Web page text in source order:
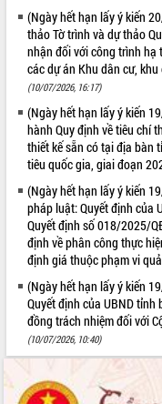
Diễn đàn Kinh tế tư nhân Việt
phá cơ chế - Hợp tác công tư
Đề án 06 tạo bước ngoặt đột
cải cách hành chính tỉnh Đắk Lắk
Kết nối tour, đẩy mạnh chuyển
để phát triển du lịch Đắk Lắk
Khởi động Dự án Đầu tư xây
tầng kỹ thuật Cụm công nghiệp
Tiến
Gặp mặt các cơ quan báo chí
niệm 101 năm Ngày Báo chí
mạng Việt Nam
Đắk Lắk sơ kết 4 năm triển
hiện Đề án 06 của Chính phủ
Họp báo thông tin về Hội nghị
Quy hoạch và Xúc tiến đầu tư
Lắk
giải ngân vốn khắc phục thiên tai
(Ngày hết hạn lấy ý kiến
thảo Tờ trình và dự thảo
nhận đối với công trình
các dự án Khu dân cư,
(10/07/2026, 16:17)
(Ngày hết hạn lấy ý kiến
hành Quy định về tiêu chí
thiết kế sẵn có tại địa bàn
tiêu quốc gia, giai đoạn
(Ngày hết hạn lấy ý kiến
pháp luật: Quyết định của
Quyết định số 018/2025/
định về phân công thực
định giá thuộc phạm vi
(Ngày hết hạn lấy ý kiến
Quyết định của UBND
đồng trách nhiệm đối với
(10/07/2026, 10:40)